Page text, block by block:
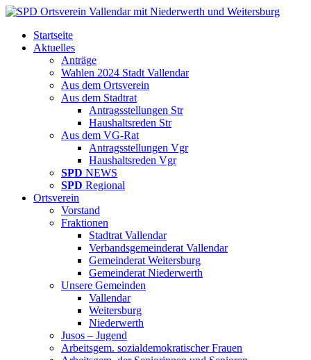
Startseite
Aktuelles
Anträge
Wahlen 2024 Stadt Vallendar
Aus dem Ortsverein
Aus dem Stadtrat
Antragsstellungen Str
Haushaltsreden Str
Aus dem VG-Rat
Antragsstellungen Vgr
Haushaltsreden Vgr
SPD NEWS
SPD Regional
Ortsverein
Vorstand
Fraktionen
Stadtrat Vallendar
Verbandsgemeinderat Vallendar
Gemeinderat Weitersburg
Gemeinderat Niederwerth
Unsere Gemeinden
Vallendar
Weitersburg
Niederwerth
Jusos – Jugend
Arbeitsgem. sozialdemokratischer Frauen